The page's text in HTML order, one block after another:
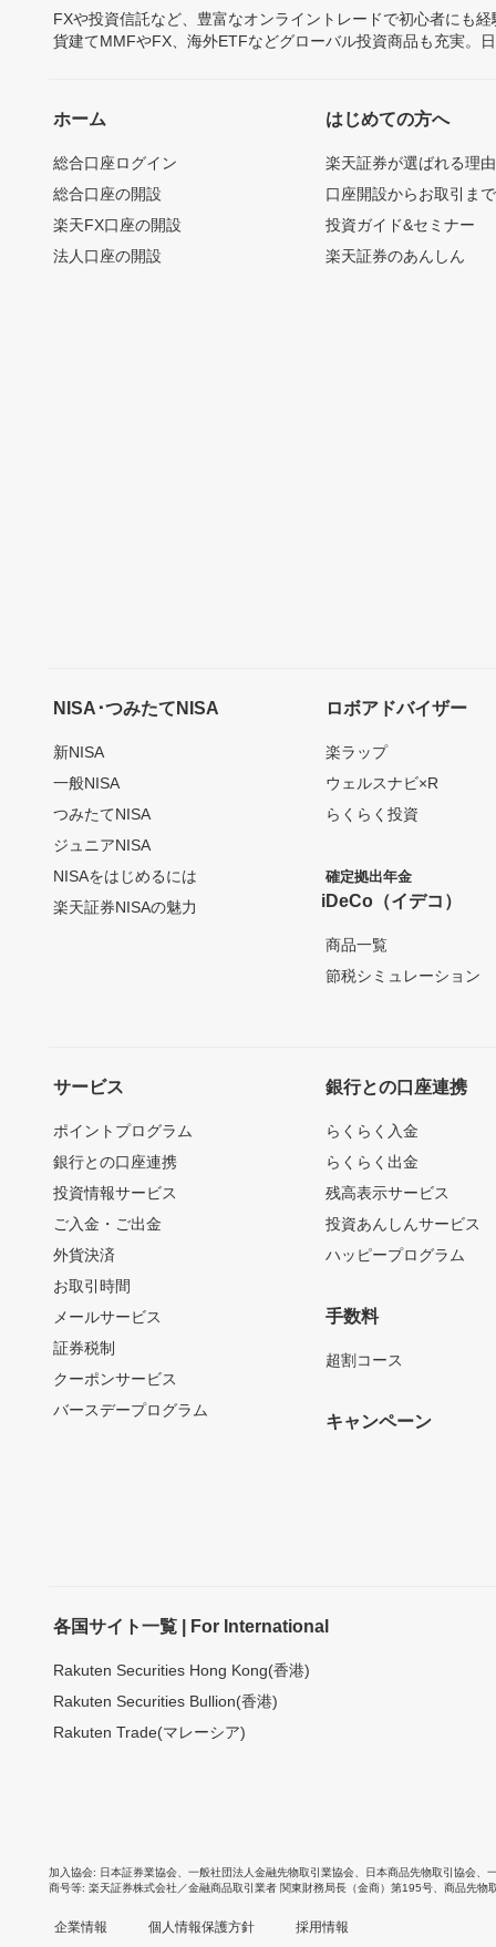
FXや投資信託など、豊富なオンライントレードで初心者にも
貨建てMMFやFX、海外ETFなどグローバル投資商品も充実。
ホーム
総合口座ログイン
総合口座の開設
楽天FX口座の開設
法人口座の開設
はじめての方へ
楽天証券が選ばれる理由
口座開設からお取引ま
投資ガイド&セミナー
楽天証券のあんしん
NISA･つみたてNISA
新NISA
一般NISA
つみたてNISA
ジュニアNISA
NISAをはじめるには
楽天証券NISAの魅力
ロボアドバイザー
楽ラップ
ウェルスナビ×R
らくらく投資
確定拠出年金
iDeCo（イデコ）
商品一覧
節税シミュレーション
サービス
ポイントプログラム
銀行との口座連携
投資情報サービス
ご入金・ご出金
外貨決済
お取引時間
メールサービス
証券税制
クーポンサービス
バースデープログラム
銀行との口座連携
らくらく入金
らくらく出金
残高表示サービス
投資あんしんサービス
ハッピープログラム
手数料
超割コース
キャンペーン
各国サイト一覧 | For International
Rakuten Securities Hong Kong(香港)
Rakuten Securities Bullion(香港)
Rakuten Trade(マレーシア)
加入協会 日本証券業協会 一般社団法人金融先物取引業協会 日本商品先物取引協会
商号等 楽天証券株式会社／金融商品取引業者 関東財務局長（金商）第195号、商品先物
企業情報 個人情報保護方針 採用情報